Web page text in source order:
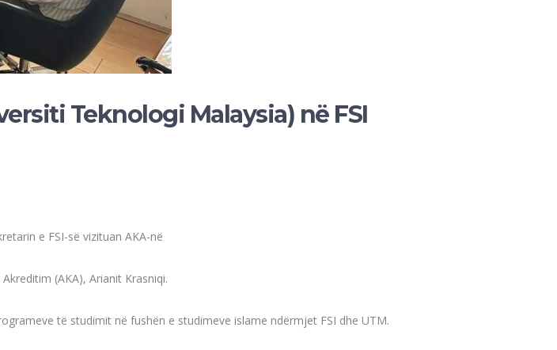
Teknologi Malaysia) në FSI
e FSI-së vizituan AKA-në
(AKA), Arianit Krasniqi.
të studimit në fushën e studimeve islame ndërmjet FSI dhe UTM.